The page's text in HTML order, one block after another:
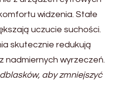
widzenia. Stałe
uczucie suchości.
skutecznie redukują
nadmiernych wyrzeczeń.
aby zmniejszyć